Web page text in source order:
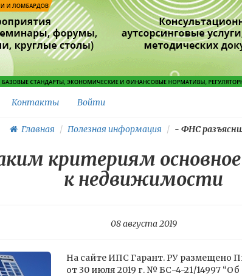
Контакты Войти
Главная Полезная информация - ФНС
критериям
к недвижимости
08 августа 2019
На сайте ИПС Гарант. РУ размещено
от 30 июля 2019 г. № БС-4-21/14997